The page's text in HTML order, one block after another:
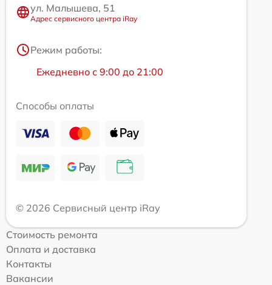
ул. Малышева, 51
Адрес сервисного центра iRay
Режим работы:
Ежедневно с 9:00 до 21:00
Способы оплаты
© 2026 Сервисный центр iRay
Стоимость ремонта
Оплата и доставка
Контакты
Вакансии